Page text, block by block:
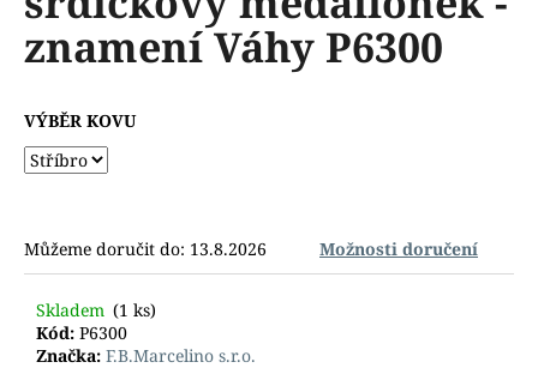
z
hvězdiček.
znamení Váhy P6300
VÝBĚR KOVU
Můžeme doručit do: 13.8.2026 Možnosti doručení
Skladem (1 ks)
Kód: P6300
Značka: F.B.Marcelino s.r.o.
j
m
e